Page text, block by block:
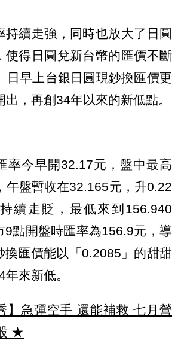
持續走強，同時也放大了日圓
使得日圓兌新台幣的匯價不斷
日早上台銀日圓現鈔換匯價更
，再創34年以來的新低點。
率今早開32.17元，盤中最高
午盤暫收在32.165元，升0.22
續走貶，最低來到156.940
9點開盤時匯率為156.9元，導
換匯價能以「0.2085」的甜甜
來新低。
急彈空手 還能補救 七月營
★